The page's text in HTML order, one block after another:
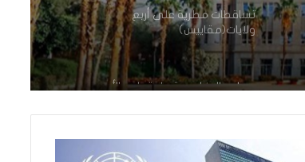
تساقطات مطرية على أربع
ولايات(مقاييس)
مجلس الوزراء يعقد اجتماعه الأسبوعي
تعيين رئيس للمجلس الوطني للتنظيم